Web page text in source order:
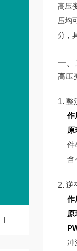
高压
压均
分，
一、
高压
1. 整
作
原
件
含
2. 逆
作
原
冲